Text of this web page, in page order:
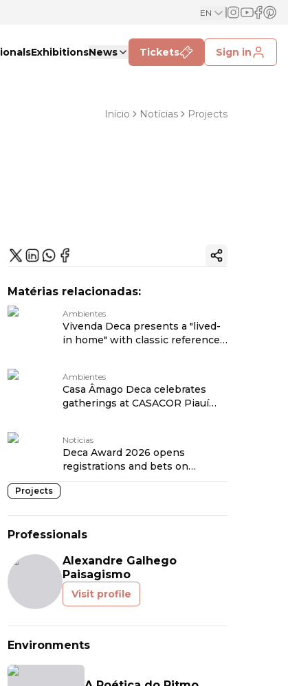
EN
ExhibitionsNews Tickets Sign in
Início Notícias Projects
Copy ink
Matérias relacionadas:
Ambientes
Vivenda Deca presents a "lived-
in home" with classic references
Ambientes
Casa Âmago Deca celebrates
gatherings at CASACOR Piauí
Notícias
Deca Award 2026 opens
registrations and bets on
sustainable architecture as the
Projects
Professionals
Alexandre Galhego
Paisagismo
Visit profile
Environments